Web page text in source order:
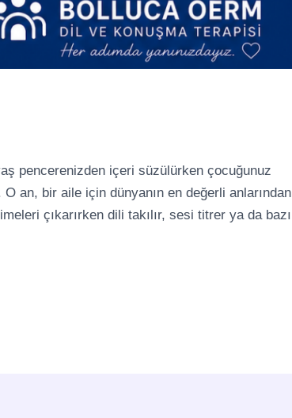
pencerenizden içeri süzülürken çocuğunuz
O an, bir aile için dünyanın en değerli anlarından
çıkarırken dili takılır, sesi titrer ya da bazı